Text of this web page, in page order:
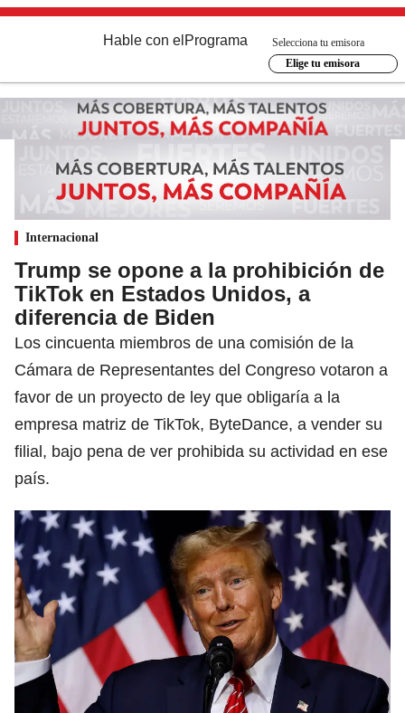
Hable con el Programa
Selecciona tu emisora
Elige tu emisora
Internacional
Trump se opone a la prohibición de
TikTok en Estados Unidos, a
diferencia de Biden
Los cincuenta miembros de una comisión de la
Cámara de Representantes del Congreso votaron a
favor de un proyecto de ley que obligaría a la
empresa matriz de TikTok, ByteDance, a vender su
filial, bajo pena de ver prohibida su actividad en ese
país.